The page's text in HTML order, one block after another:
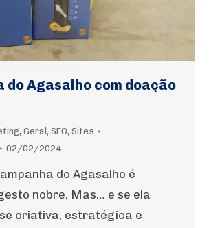
do Agasalho com doação
, Geral , SEO, Sites
02/02/2024
do Agasalho é
nobre. Mas… e se ela
criativa, estratégica e